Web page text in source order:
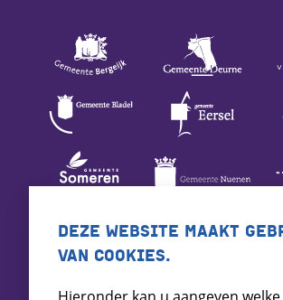
DEZE WEBSITE MAAKT
VAN COOKIES.